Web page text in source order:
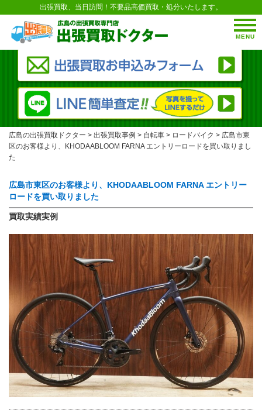
MENU
出張買取、当日訪問！不要品高価買取・処分いたします。
広島の出張買取ドクター > 出張買取事例 > 自転車 > ロードバイク > 広島市東
区のお客様より、KHODAABLOOM FARNA エントリーロードを買い取りまし
た
広島市東区のお客様より、KHODAABLOOM FARNA エントリー
ロードを買い取りました
買取実績実例